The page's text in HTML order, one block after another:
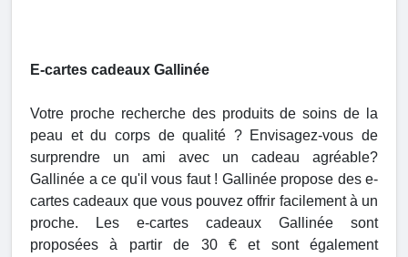
E-cartes cadeaux Gallinée
Votre proche recherche des produits de soins de la
peau et du corps de qualité ? Envisagez-vous de
surprendre un ami avec un cadeau agréable?
Gallinée a ce qu'il vous faut ! Gallinée propose des e-
cartes cadeaux que vous pouvez offrir facilement à un
proche. Les e-cartes cadeaux Gallinée sont
proposées à partir de 30 € et sont également